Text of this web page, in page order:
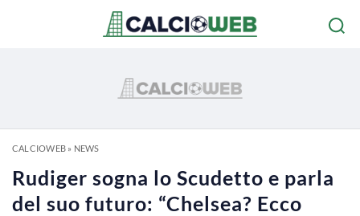
CALCIOWEB» NEWS
Rudiger sogna lo Scudetto e parla
del suo futuro: “Chelsea? Ecco